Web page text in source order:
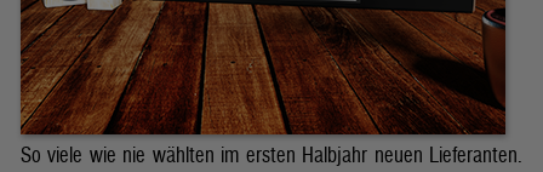
So viele wie nie wählten im ersten Halbjahr neuen Lieferanten.